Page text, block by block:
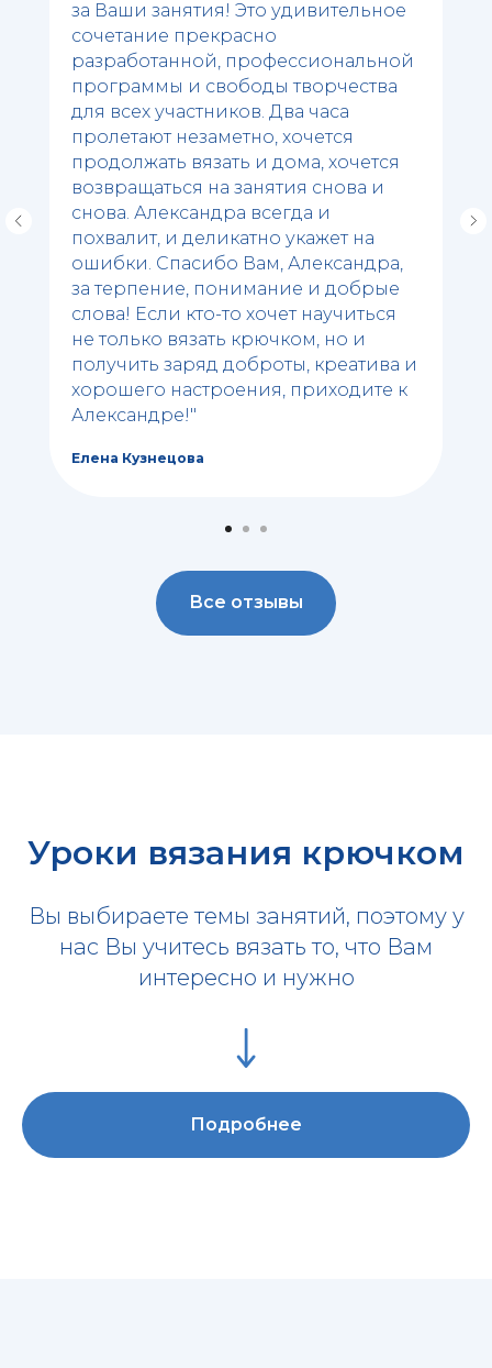
за Ваши занятия! Это удивительное
сочетание прекрасно
разработанной, профессиональной
программы и свободы творчества
для всех участников. Два часа
пролетают незаметно, хочется
продолжать вязать и дома, хочется
возвращаться на занятия снова и
снова. Александра всегда и
похвалит, и деликатно укажет на
ошибки. Спасибо Вам, Александра,
за терпение, понимание и добрые
слова! Если кто-то хочет научиться
не только вязать крючком, но и
получить заряд доброты, креатива и
хорошего настроения, приходите к
Александре!"
Елена Кузнецова
Все отзывы
Уроки вязания крючком
Вы выбираете темы занятий, поэтому у
нас Вы учитесь вязать то, что Вам
интересно и нужно
Подробнее